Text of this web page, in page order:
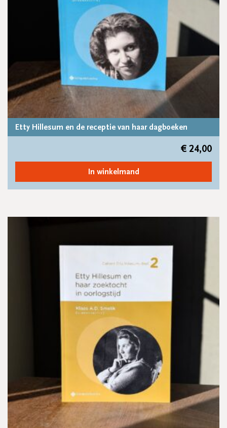
Etty Hillesum en de receptie van haar dagboeken
€ 24,00
In winkelmand